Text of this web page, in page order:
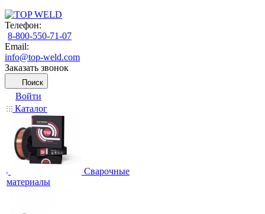
Телефон:
8-800-550-71-07
Email:
info@top-weld.com
Заказать звонок
Поиск
Войти
Каталог
Сварочные
материалы